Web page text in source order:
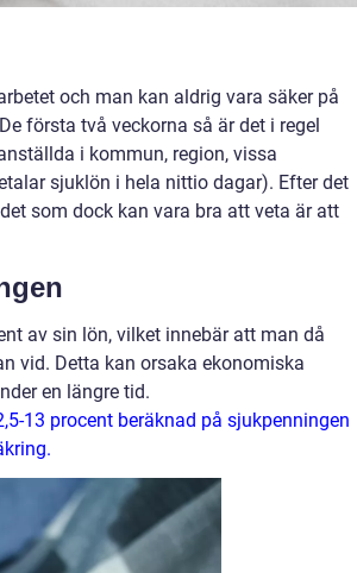
och man kan aldrig vara säker på
första två veckorna så är det i regel
i kommun, region, vissa
sjuklön i hela nittio dagar). Efter det
som dock kan vara bra att veta är att
av sin lön, vilket innebär att man då
vid. Detta kan orsaka ekonomiska
en längre tid.
13 procent beräknad på sjukpenningen